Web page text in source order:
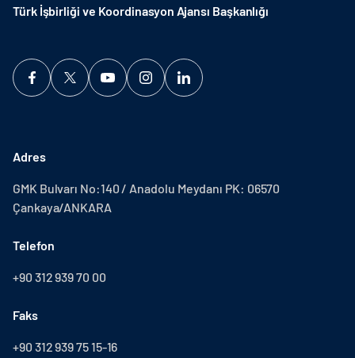
Türk İşbirliği ve Koordinasyon Ajansı Başkanlığı
Adres
GMK Bulvarı No:140 / Anadolu Meydanı PK: 06570
Çankaya/ANKARA
Telefon
+90 312 939 70 00
Faks
+90 312 939 75 15-16